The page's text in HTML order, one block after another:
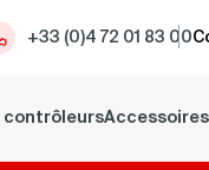
+33 (0)4 72 01 83 00
contrôleurs